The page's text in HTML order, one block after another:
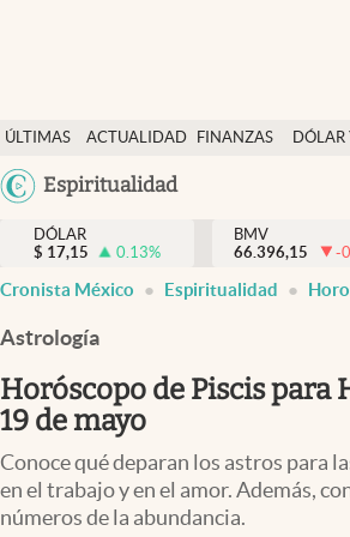
ÚLTIMAS
NOTICIAS
ACTUALIDAD
FINANZAS
DÓLAR
Espiritualidad
Actualidad
Finanzas y economía
Dólar y mercados
Pc y celular
Vida y estilo
DÓLAR
$ 17,15 0.13%
BMV
66.396,15
-
Cronista México Espiritualidad
Astrología
Horóscopo de Piscis para
19 de mayo
Conoce qué deparan los astros para
en el trabajo y en el amor. Además,
números de la abundancia.